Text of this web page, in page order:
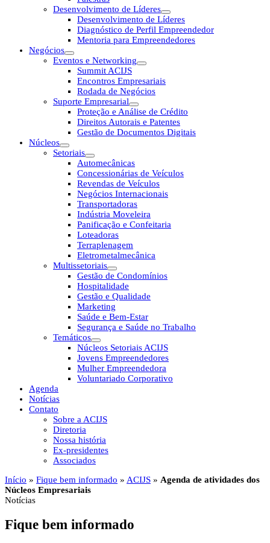
Desenvolvimento de Líderes
Desenvolvimento de Líderes
Diagnóstico de Perfil Empreendedor
Mentoria para Empreendedores
Negócios
Eventos e Networking
Summit ACIJS
Encontros Empresariais
Rodada de Negócios
Suporte Empresarial
Proteção e Análise de Crédito
Direitos Autorais e Patentes
Gestão de Documentos Digitais
Núcleos
Setoriais
Automecânicas
Concessionárias de Veículos
Revendas de Veículos
Negócios Internacionais
Transportadoras
Indústria Moveleira
Panificação e Confeitaria
Loteadoras
Terraplenagem
Eletrometalmecânica
Multissetoriais
Gestão de Condomínios
Hospitalidade
Gestão e Qualidade
Marketing
Saúde e Bem-Estar
Segurança e Saúde no Trabalho
Temáticos
Núcleos Setoriais ACIJS
Jovens Empreendedores
Mulher Empreendedora
Voluntariado Corporativo
Agenda
Notícias
Contato
Sobre a ACIJS
Diretoria
Nossa história
Ex-presidentes
Associados
Início » Fique bem informado » ACIJS » Agenda de atividades dos
Núcleos Empresariais
Notícias
Fique bem informado